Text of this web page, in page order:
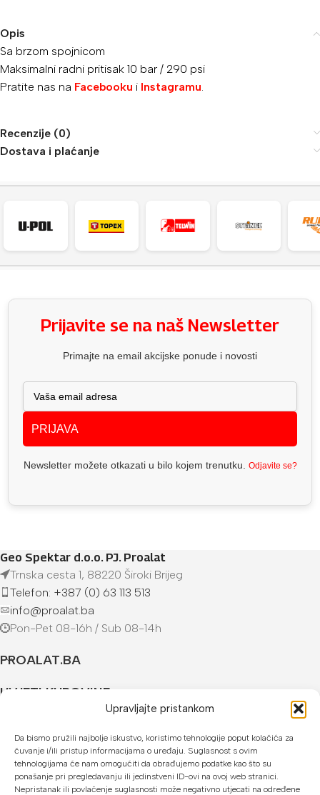
Upravljajte pristankom
Da bismo pružili najbolje iskustvo, koristimo tehnologije poput kolačića za
čuvanje i/ili pristup informacijama o uređaju. Suglasnost s ovim
tehnologijama će nam omogućiti da obrađujemo podatke kao što su
ponašanje pri pregledavanju ili jedinstveni ID-ovi na ovoj web stranici.
Nepristanak ili povlačenje suglasnosti može negativno utjecati na određene
Opis
Sa brzom spojnicom
Maksimalni radni pritisak 10 bar / 290 psi
Pratite nas na Facebooku i Instagramu
Recenzije (0)
Dostava i plaćanje
Prijavite se na naš Newsletter
Primajte na email akcijske ponude i novosti
PRIJAVA
Newsletter možete otkazati u bilo kojem trenutku. Odjavite se?
Geo Spektar d.o.o. PJ. Proalat
Trnska cesta 1, 88220 Široki Brijeg
Telefon: +387 (0) 63 113 513
info@proalat.ba
Pon-Pet 08-16h / Sub 08-14h
PROALAT.BA
UVJETI KUPOVINE
U našoj web trgovini možete platiti:
Kreditnim karticama jednokratno ili do 24 rate